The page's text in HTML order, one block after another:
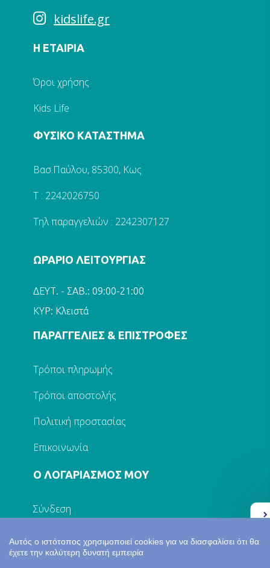
kidslife.gr
Η ΕΤΑΙΡΙΑ
Όροι χρήσης
Kids Life
ΦΥΣΙΚΟ ΚΑΤΑΣΤΗΜΑ
Βασ.Παύλου, 85300, Κως
Τ : 2242026750
Τηλ παραγγελιών : 2242307127
ΩΡΑΡΙΟ ΛΕΙΤΟΥΡΓΙΑΣ
ΔΕΥΤ. - ΣΑΒ.: 09:00-21:00
ΚΥΡ: Κλειστά
ΠΑΡΑΓΓΕΛΙΕΣ & ΕΠΙΣΤΡΟΦΕΣ
Τρόποι πληρωμής
Τρόποι αποστολής
Πολιτική προστασίας
Επικοινωνία
Ο ΛΟΓΑΡΙΑΣΜΟΣ ΜΟΥ
Σύνδεση
Τα στοιχεία μου
Αυτός ο ιστότοπος χρησιμοποιεί cookies για να διασφαλίσει ότι θα
έχετε την καλύτερη δυνατή εμπειρία